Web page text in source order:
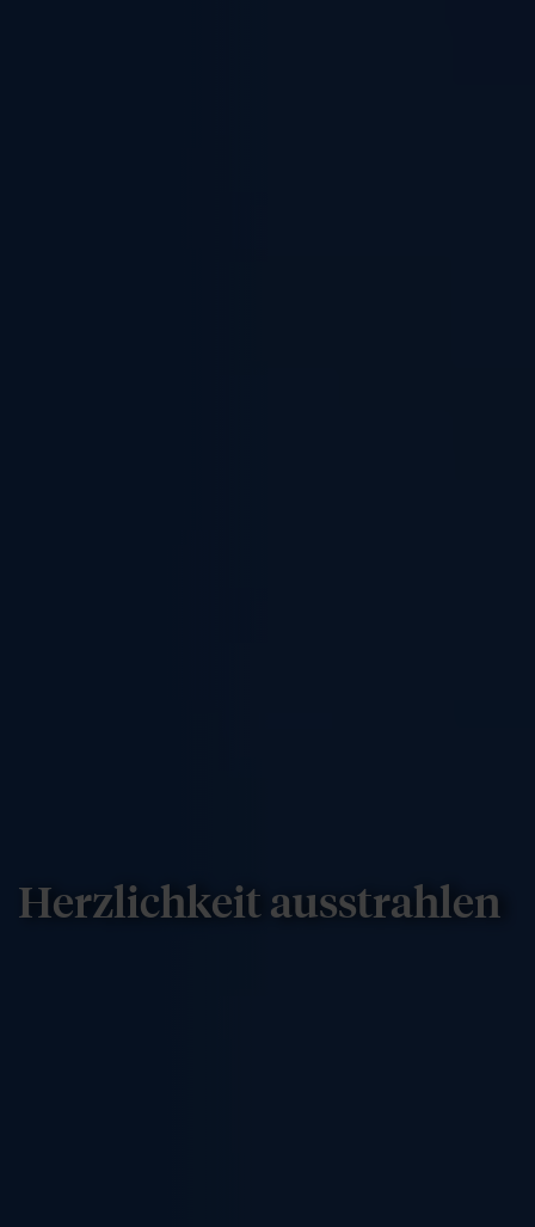
Herzlichkeit ausstrahlen